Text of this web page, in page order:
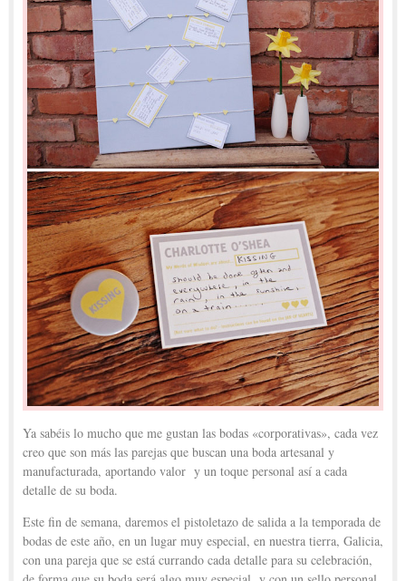
Ya sabéis lo mucho que me gustan las bodas «corporativas», cada vez
creo que son más las parejas que buscan una boda artesanal y
manufacturada, aportando valor y un toque personal así a cada
detalle de su boda.
Este fin de semana, daremos el pistoletazo de salida a la temporada de
bodas de este año, en un lugar muy especial, en nuestra tierra, Galicia,
con una pareja que se está currando cada detalle para su celebración,